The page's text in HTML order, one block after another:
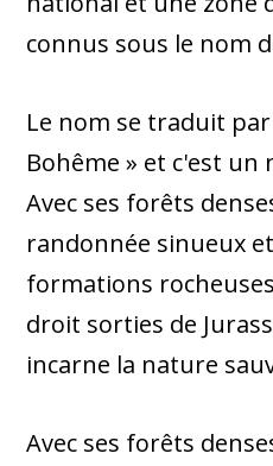
connus sous le nom
Le nom se traduit
Bohême » et c'est
Avec ses forêts
randonnée sinueux
formations
droit sorties de
incarne la nature
Avec ses forêts